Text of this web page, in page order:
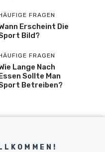
FRAGEN
Erscheint Die
Bild?
FRAGEN
Lange Nach
Sollte Man
Betreiben?